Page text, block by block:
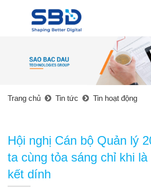
Trang chủ Tin tức Tin hoạt động
Hội nghị Cán bộ Quản lý
ta cùng tỏa sáng chỉ khi
kết dính